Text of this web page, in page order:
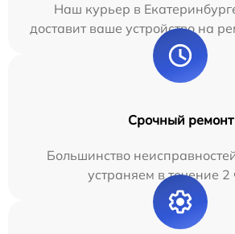
Наш курьер в
доставит ваше устройство на
Срочный ремонт
Большинство
устраняем в течение 2